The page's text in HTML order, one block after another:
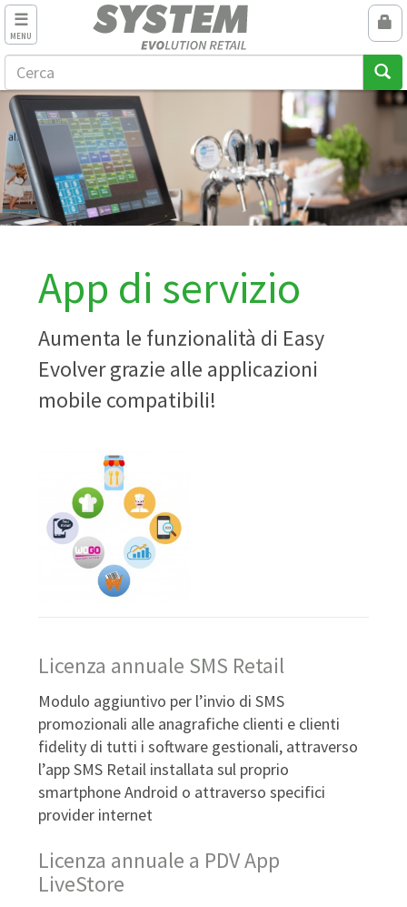
MENU
App di servizio
Aumenta le funzionalità di Easy
Evolver grazie alle applicazioni
mobile compatibili!
Licenza annuale SMS Retail
Modulo aggiuntivo per l’invio di SMS
promozionali alle anagrafiche clienti e clienti
fidelity di tutti i software gestionali, attraverso
l’app SMS Retail installata sul proprio
smartphone Android o attraverso specifici
provider internet
Licenza annuale a PDV App
LiveStore